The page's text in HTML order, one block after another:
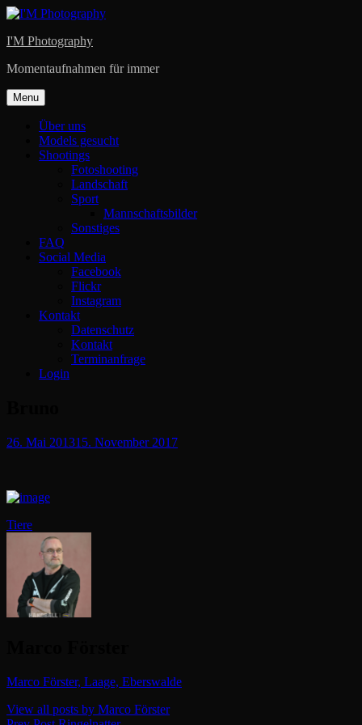
Skip
content
I'M Photography
Momentaufnahmen für immer
Menu
Über uns
Models gesucht
Shootings
Fotoshooting
Landschaft
Sport
Mannschaftsbilder
Sonstiges
FAQ
Social Media
Facebook
Flickr
Instagram
Kontakt
Datenschutz
Kontakt
Terminanfrage
Login
Posted
26. Mai 201315. November 2017
Categories
Tiere
Marco Förster, Laage, Eberswalde
View all posts by Marco Förster